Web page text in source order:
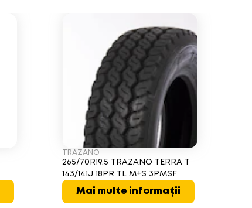
TRAZANO
265/70R19.5 TRAZANO TERRA T
143/141J 18PR TL M+S 3PMSF
Mai multe informații